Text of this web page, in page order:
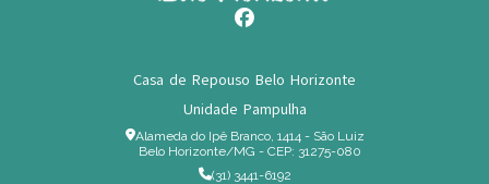
Casa de Repouso Belo Horizonte
Unidade Pampulha
Alameda do Ipê Branco, 1414 - São Luiz
Belo Horizonte/MG - CEP: 31275-080
(31) 3441-6192